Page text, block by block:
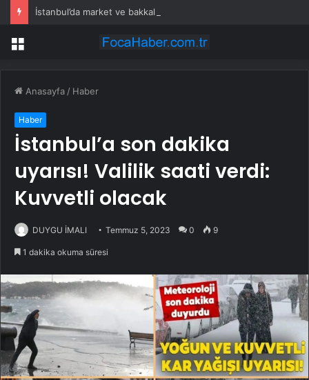
Menü
Anasayfa / Haber
Haber
İstanbul’a son dakika
uyarısı! Valilik saati verdi:
Kuvvetli olacak
DUYGU İMALI Temmuz 5, 2023 0 9
1 dakika okuma süresi